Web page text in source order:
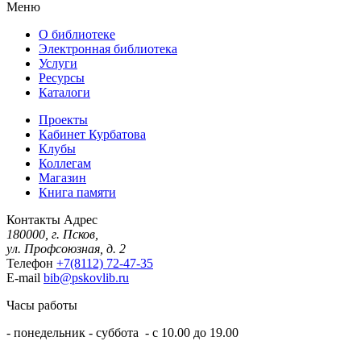
Меню
О библиотеке
Электронная библиотека
Услуги
Ресурсы
Каталоги
Проекты
Кабинет Курбатова
Клубы
Коллегам
Магазин
Книга памяти
Контакты Адрес
180000, г. Псков,
ул. Профсоюзная, д. 2
Телефон +7(8112) 72-47-35
E-mail bib@pskovlib.ru
Часы работы
- понедельник - суббота - с 10.00 до 19.00